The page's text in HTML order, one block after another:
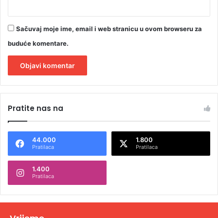
Sačuvaj moje ime, email i web stranicu u ovom browseru za
buduće komentare.
t
n
t
v
Pratite nas na
44.000
Pratilaca
1.800
Pratilaca
1.400
Pratilaca